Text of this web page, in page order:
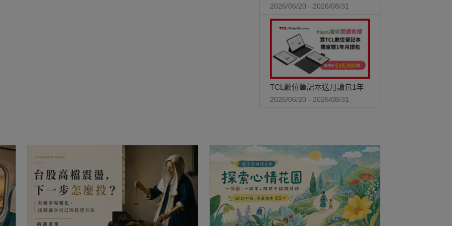
2026/06/20 - 2026/08/31
TCL數位筆記本送月讀包1年
2026/06/20 - 2026/08/31